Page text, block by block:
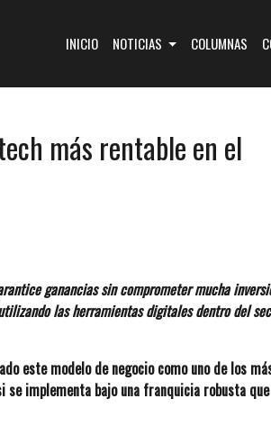
INICIO(CURRENT)
NOTICIAS COLUMNAS
más rentable en el
ganancias sin comprometer mucha
las herramientas digitales dentro del
este modelo de negocio como uno de los
se implementa bajo una franquicia robusta que